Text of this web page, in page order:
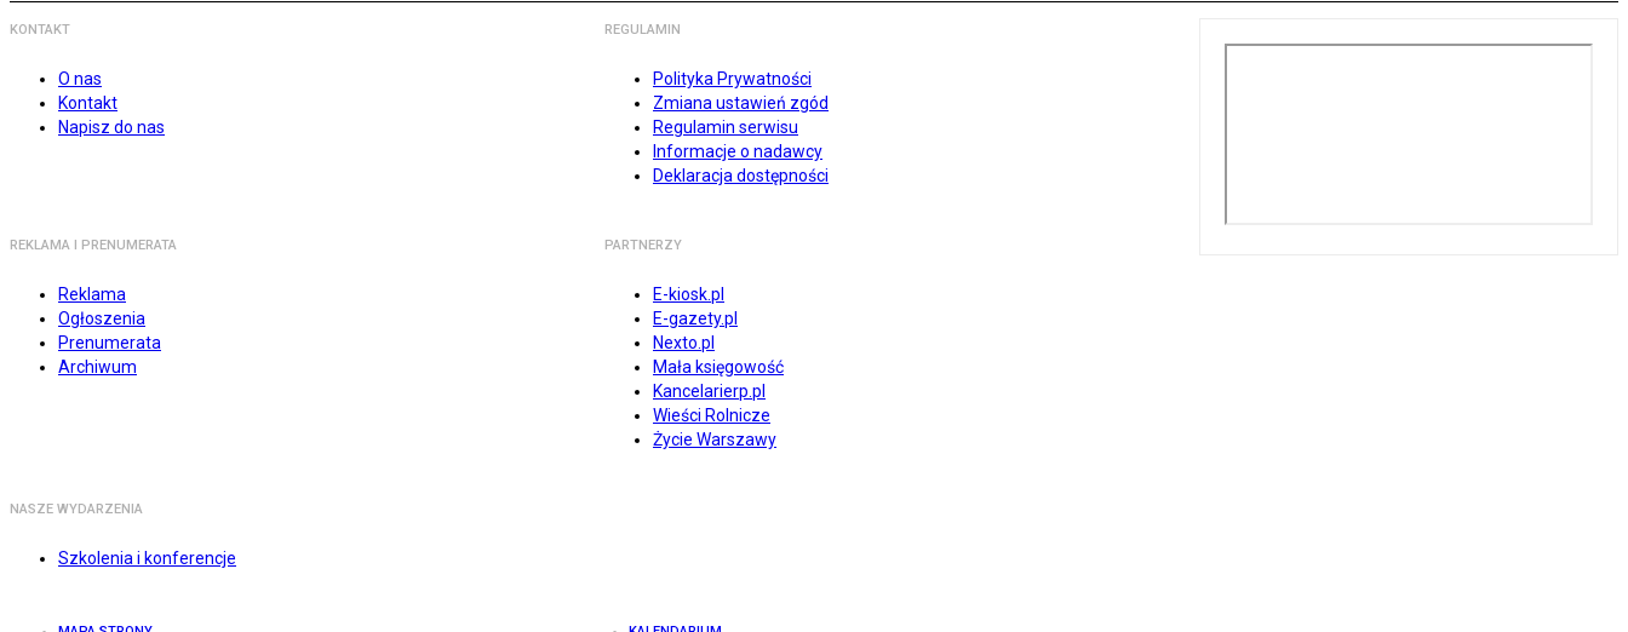
KONTAKT
O nas
Kontakt
Napisz do nas
REGULAMIN
Polityka Prywatności
Zmiana ustawień zgód
Regulamin serwisu
Informacje o nadawcy
Deklaracja dostępności
REKLAMA I PRENUMERATA
Reklama
Ogłoszenia
Prenumerata
Archiwum
PARTNERZY
E-kiosk.pl
E-gazety.pl
Nexto.pl
Mała księgowość
Kancelarierp.pl
Wieści Rolnicze
Życie Warszawy
NASZE WYDARZENIA
Szkolenia i konferencje